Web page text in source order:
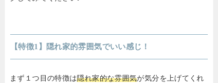
【特徴1】隠れ家的雰囲気でいい感じ！
まず１つ目の特徴は隠れ家的な雰囲気が気分を上げてくれ